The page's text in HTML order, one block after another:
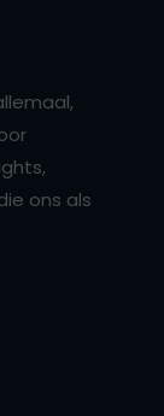
ons als